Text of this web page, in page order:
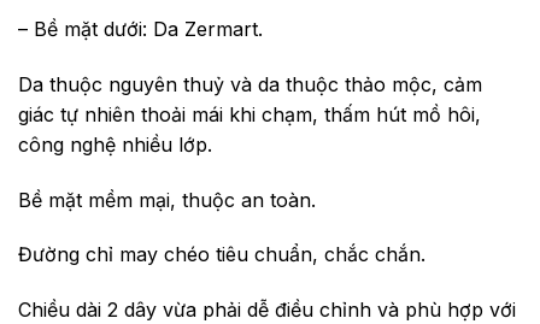
– Bề mặt dưới: Da Zermart.
Da thuộc nguyên thuỷ và da thuộc thảo mộc, cảm
giác tự nhiên thoải mái khi chạm, thấm hút mồ hôi,
công nghệ nhiều lớp.
Bề mặt mềm mại, thuộc an toàn.
Đường chỉ may chéo tiêu chuẩn, chắc chắn.
Chiều dài 2 dây vừa phải dễ điều chỉnh và phù hợp với